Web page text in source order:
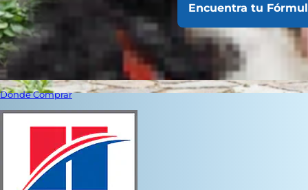
Encuentra tu
Dónde Comprar